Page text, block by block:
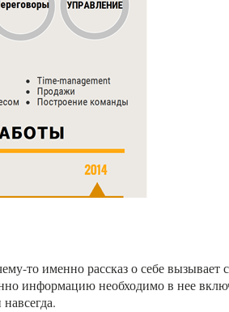
то именно рассказ о себе
информацию необходимо в нее